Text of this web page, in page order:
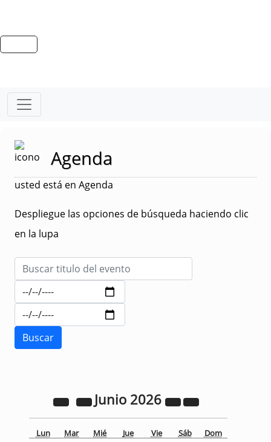
Agenda
usted está en Agenda
Despliegue las opciones de búsqueda haciendo clic
en la lupa
Junio 2026
Lun Mar Mié Jue Vie Sáb Dom